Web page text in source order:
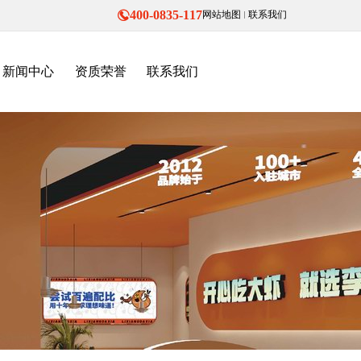
400-0835-117网站地图 联系我们
新闻中心 资质荣誉 联系我们